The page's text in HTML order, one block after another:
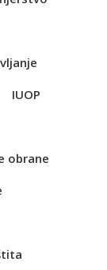
IUOP
obrane